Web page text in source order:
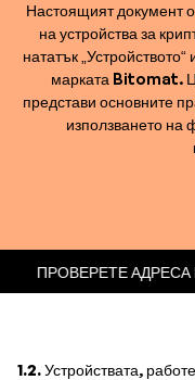
Настоящият документ
на устройства за
нататък
марката Bitomat.
представи основните
използването на
ПРОВЕРЕТЕ
1.2.Устройствата,